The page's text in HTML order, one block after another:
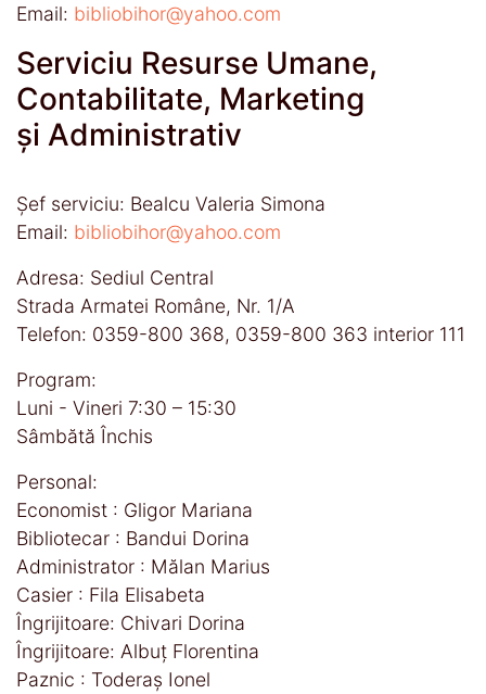
Email: bibliobihor@yahoo.com
Serviciu Resurse Umane,
Contabilitate, Marketing
și Administrativ
Şef serviciu: Bealcu Valeria Simona
Email: bibliobihor@yahoo.com
Adresa: Sediul Central
Strada Armatei Române, Nr. 1/A
Telefon: 0359-800 368, 0359-800 363 interior 111
Program:
Luni - Vineri 7:30 – 15:30
Sâmbătă Închis
Personal:
Economist : Gligor Mariana
Bibliotecar : Bandui Dorina
Administrator : Mălan Marius
Casier : Fila Elisabeta
Îngrijitoare: Chivari Dorina
Îngrijitoare: Albuţ Florentina
Paznic : Toderaș Ionel